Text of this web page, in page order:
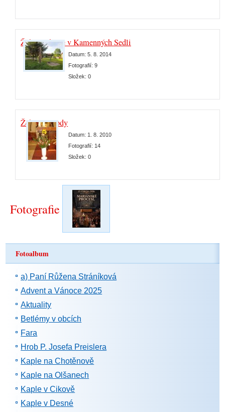
Žehnání kříže v Kamenných Sedlištích
Datum:5. 8. 2014
Fotografií:9
Složek:0
Žehnání úrody
Datum: 1. 8. 2010
Fotografií: 14
Složek:0
Fotografie
Fotoalbum
a) Paní Růžena Stráníková
Advent a Vánoce 2025
Aktuality
Betlémy v obcích
Fara
Hrob P. Josefa Preislera
Kaple na Chotěnově
Kaple na Olšanech
Kaple v Cikově
Kaple v Desné